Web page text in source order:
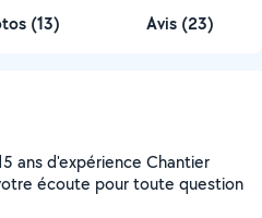
(13) Avis (23)
ans d'expérience Chantier
écoute pour toute question